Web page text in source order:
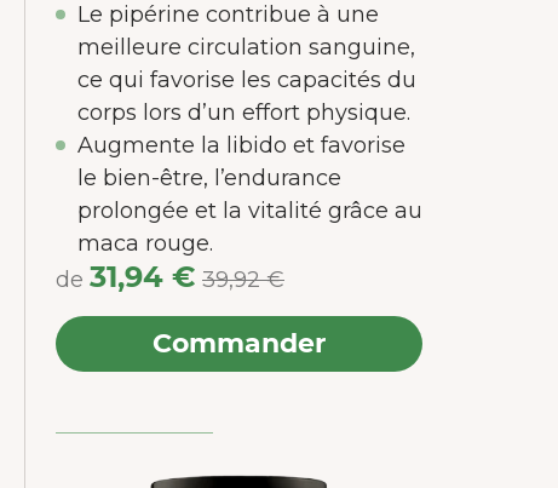
Le pipérine contribue à une
meilleure circulation sanguine,
ce qui favorise les capacités du
corps lors d’un effort physique.
Augmente la libido et favorise
le bien-être, l’endurance
prolongée et la vitalité grâce au
maca rouge.
de 31,94 € 39,92 €
Commander